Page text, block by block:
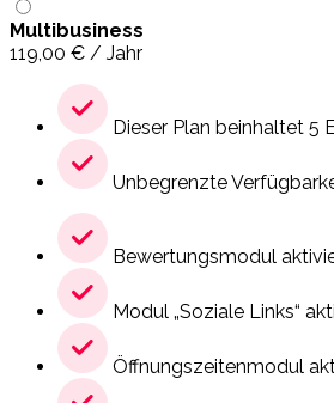
Multibusiness
119,00 € / Jahr
Dieser Plan beinhaltet 5
Unbegrenzte
Bewertungsmodul
Modul „Soziale Links“
Öffnungszeitenmodul